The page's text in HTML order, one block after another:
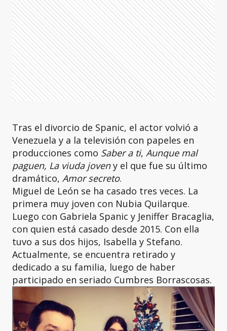
Tras el divorcio de Spanic, el actor volvió a
Venezuela y a la televisión con papeles en
producciones como Saber a ti, Aunque mal
paguen, La viuda joveny el que fue su último
dramático, Amor secreto.
Miguel de León se ha casado tres veces. La
primera muy joven con Nubia Quilarque.
Luego con Gabriela Spanic y Jeniffer Bracaglia,
con quien está casado desde 2015. Con ella
tuvo a sus dos hijos, Isabella y Stefano.
Actualmente, se encuentra retirado y
dedicado a su familia, luego de haber
participado en seriado Cumbres Borrascosas.